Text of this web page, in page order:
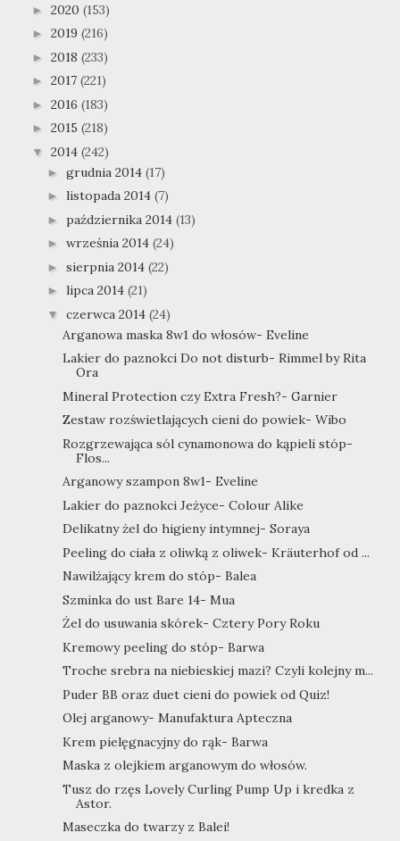
► 2020 (153)
► 2019 (216)
► 2018 (233)
► 2017 (221)
► 2016 (183)
► 2015 (218)
▼ 2014 (242)
► grudnia 2014 (17)
► listopada 2014 (7)
► października 2014 (13)
► września 2014 (24)
► sierpnia 2014 (22)
► lipca 2014 (21)
▼ czerwca 2014 (24)
Arganowa maska 8w1 do włosów- Eveline
Lakier do paznokci Do not disturb- Rimmel by Rita
Ora
Mineral Protection czy Extra Fresh?- Garnier
Zestaw rozświetlających cieni do powiek- Wibo
Rozgrzewająca sól cynamonowa do kąpieli stóp-
Flos...
Arganowy szampon 8w1- Eveline
Lakier do paznokci Jeżyce- Colour Alike
Delikatny żel do higieny intymnej- Soraya
Peeling do ciała z oliwką z oliwek- Kräuterhof od ...
Nawilżający krem do stóp- Balea
Szminka do ust Bare 14- Mua
Żel do usuwania skórek- Cztery Pory Roku
Kremowy peeling do stóp- Barwa
Troche srebra na niebieskiej mazi? Czyli kolejny m...
Puder BB oraz duet cieni do powiek od Quiz!
Olej arganowy- Manufaktura Apteczna
Krem pielęgnacyjny do rąk- Barwa
Maska z olejkiem arganowym do włosów.
Tusz do rzęs Lovely Curling Pump Up i kredka z
Astor.
Maseczka do twarzy z Balei!